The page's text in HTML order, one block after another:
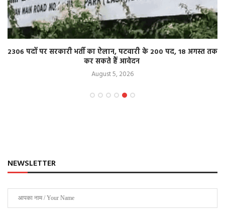
2306 पदों पर सरकारी भर्ती का ऐलान, पटवारी के 200 पद, 18 अगस्त तक
कर सकते हैं आवेदन
August 5, 2026
NEWSLETTER